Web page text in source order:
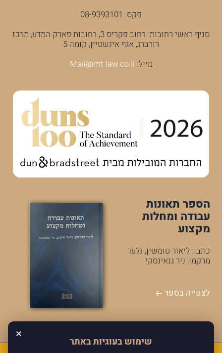
פקס: 08-9393101
סניף ראשי רחובות: רחוב פקריס 3, רחובות פארק המדע, מרכז
רורברג, אגף אינשטיין, קומה 5
מייל: Mail@mt-law.co.il
הספר תאונות
עבודה ומחלות
מקצוע
כתבו: ליאור טומשין, גלעד
מרקמן, ניר גנאינסקי
לצפייה בספר
כל הזכויות שמורות למרקמן טומשין ושות'
×
שימוש בעוגיות באתר